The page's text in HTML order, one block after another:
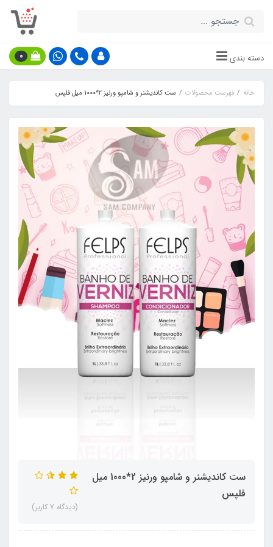
دسته بندی 0
خانه فهرست محصولات ست کاندیشنر و شامپو ورنیز 2*1000 میل فلپس
ست کاندیشنر و شامپو ورنیز 2*1000 میل
فلپس
(دیدگاه 7 کاربر)